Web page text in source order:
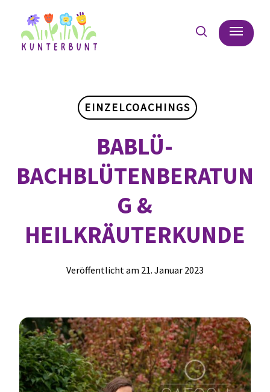
searchMenu
EINZELCOACHINGS
BABLÜ-
BACHBLÜTENBERATUN
G &
HEILKRÄUTERKUNDE
21. Januar 2023